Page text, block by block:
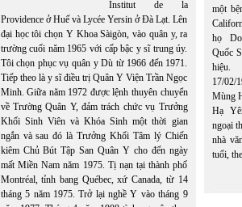
Institut de la
Providence ở Huế và Lycée Yersin ở Đà Lạt. Lên
đại học tôi chọn Y Khoa Sàigòn, vào quân y, ra
trường cuối năm 1965 với cấp bậc y sĩ trung úy.
Tôi chọn phục vụ quân y Dù từ 1966 đến 1971.
Tiếp theo là y sĩ điều trị Quân Y Viện Trần Ngọc
Minh. Giữa năm 1972 được lệnh thuyên chuyển
về Trường Quân Y, đảm trách chức vụ Trưởng
Khối Sinh Viên và Khóa Sinh một thời gian
ngắn và sau đó là Trưởng Khối Tâm lý Chiến
kiêm Chủ Bút Tập San Quân Y cho đến ngày
mất Miền Nam năm 1975. Tị nạn tại thành phố
Montréal, tỉnh bang Québec, xứ Canada, từ 14
tháng 5 năm 1975. Trở lại nghề Y vào tháng 9
một
họ
Quốc
17/
Mùng
Hạ
ngoại
nhà
tuổi,